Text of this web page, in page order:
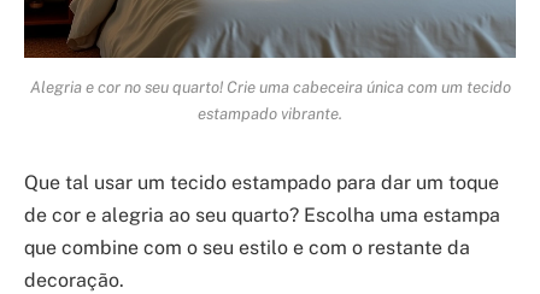
Alegria e cor no seu quarto! Crie uma cabeceira única com um tecido
estampado vibrante.
Que tal usar um tecido estampado para dar um toque
de cor e alegria ao seu quarto? Escolha uma estampa
que combine com o seu estilo e com o restante da
decoração.